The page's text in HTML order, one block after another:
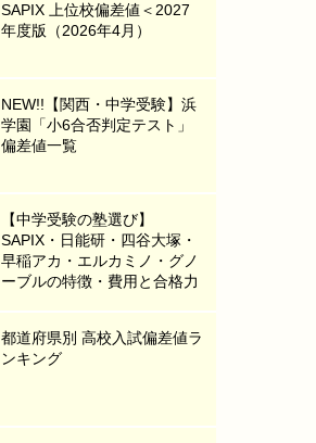
SAPIX 上位校偏差値＜2027
年度版（2026年4月）
NEW!!【関西・中学受験】浜
学園「小6合否判定テスト」
偏差値一覧
【中学受験の塾選び】
SAPIX・日能研・四谷大塚・
早稲アカ・エルカミノ・グノ
ーブルの特徴・費用と合格力
都道府県別 高校入試偏差値ラ
ンキング